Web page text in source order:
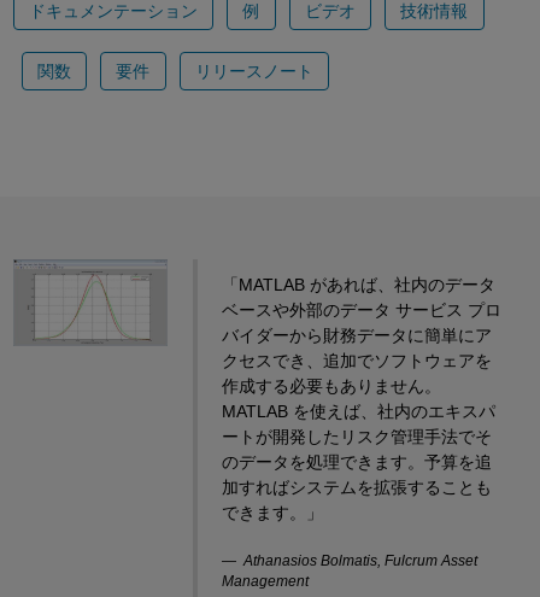
ドキュメンテーション 例 ビデオ 技術情報
関数 要件 リリースノート
「MATLAB があれば、社内のデータ
ベースや外部のデータ サービス プロ
バイダーから財務データに簡単にア
クセスでき、追加でソフトウェアを
作成する必要もありません。
MATLAB を使えば、社内のエキスパ
ートが開発したリスク管理手法でそ
のデータを処理できます。予算を追
加すればシステムを拡張することも
できます。」
Athanasios Bolmatis, Fulcrum Asset
Management